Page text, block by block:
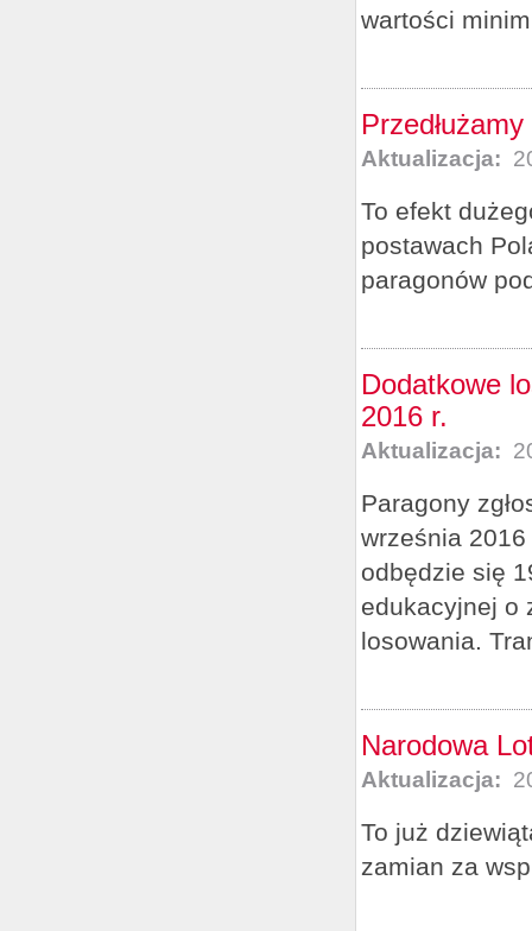
wartości
Aktualizacja:
To efekt
postawach
paragonów
Dodatkowe
2016 r.
Aktualizacja:
Paragony
września
odbędzie się
edukacyjnej o
losowania.
Narodowa
Aktualizacja:
To już
zamian za